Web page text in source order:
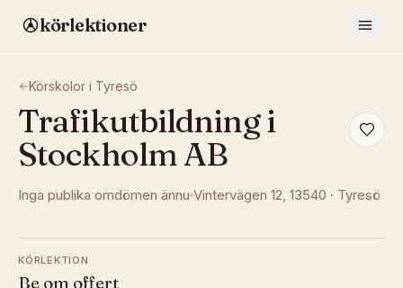
körlektioner
Körskolor i Tyresö
Trafikutbildning i
Stockholm AB
Inga publika omdömen ännu Vintervägen 12, 13540 · Tyresö
KÖRLEKTION
Be om offert